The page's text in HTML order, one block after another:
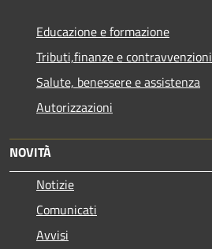
Educazione e formazione
Tributi,finanze e contravvenzioni
Salute, benessere e assistenza
Autorizzazioni
NOVITÀ
Notizie
Comunicati
Avvisi